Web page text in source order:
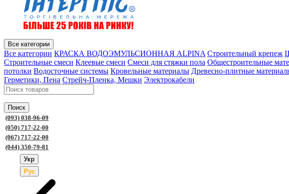
Все категории
Все категории КРАСКА ВОДОЭМУЛЬСИОННАЯ ALPINA Строительный крепеж
Строительные смеси Клеевые смеси Смеси для стяжки пола Общестроительные
потолки Водосточные системы Кровельные материалы Древесно-плитные
Герметики, Пена Стрейч-Пленка, Мешки Электрокабели
Поиск
(093) 038-96-09
(050) 717-22-00
(067) 717-22-00
(044) 350-79-81
Укр
Рус